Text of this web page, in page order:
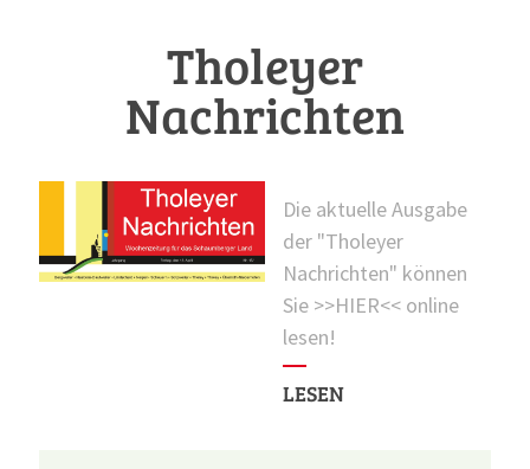
Tholeyer
Nachrichten
Die aktuelle Ausgabe
der "Tholeyer
Nachrichten" können
Sie >>HIER<< online
lesen!
LESEN